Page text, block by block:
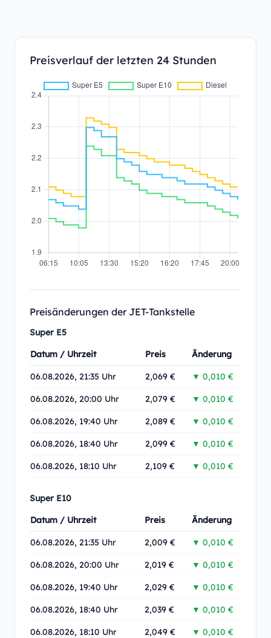
Preisverlauf der letzten 24 Stunden
Preisänderungen der JET-Tankstelle
Super E5
Datum / Uhrzeit
Preis Änderung
06.08.2026, 21:35 Uhr 2,069 € ▼ 0,010 €
06.08.2026, 20:00 Uhr 2,079 € ▼ 0,010 €
06.08.2026, 19:40 Uhr 2,089 € ▼ 0,010 €
06.08.2026, 18:40 Uhr 2,099 € ▼ 0,010 €
06.08.2026, 18:10 Uhr 2,109 € ▼ 0,010 €
Super E10
Datum / Uhrzeit
Preis Änderung
06.08.2026, 21:35 Uhr 2,009 € ▼ 0,010 €
06.08.2026, 20:00 Uhr 2,019 € ▼ 0,010 €
06.08.2026, 19:40 Uhr 2,029 € ▼ 0,010 €
06.08.2026, 18:40 Uhr 2,039 € ▼ 0,010 €
06.08.2026, 18:10 Uhr 2,049 € ▼ 0,010 €